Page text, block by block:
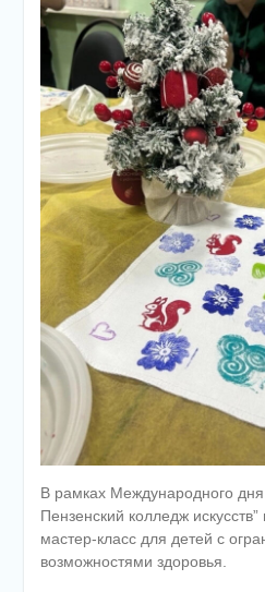
В рамках Международного
Пензенский колледж
мастер-класс для детей с
возможностями здоровья.